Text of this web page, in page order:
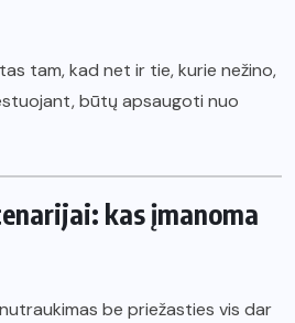
tam, kad net ir tie, kurie nežino,
būtų apsaugoti nuo
kas įmanoma
be priežasties vis dar